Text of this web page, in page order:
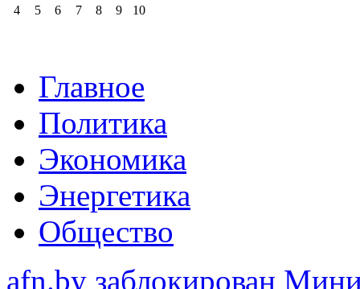
4
5 6 7 8 9 10
Главное
Политика
Экономика
Энергетика
Общество
afn.by заблокирован